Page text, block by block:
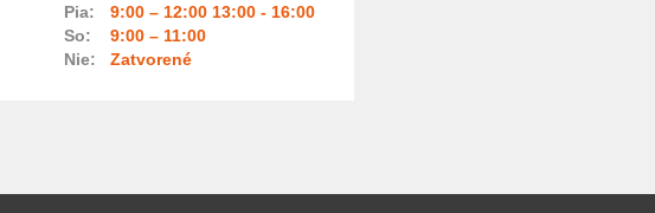
Pia:
9:00 – 12:00 13:00 - 16:00
So:
9:00 – 11:00
Nie:
Zatvorené